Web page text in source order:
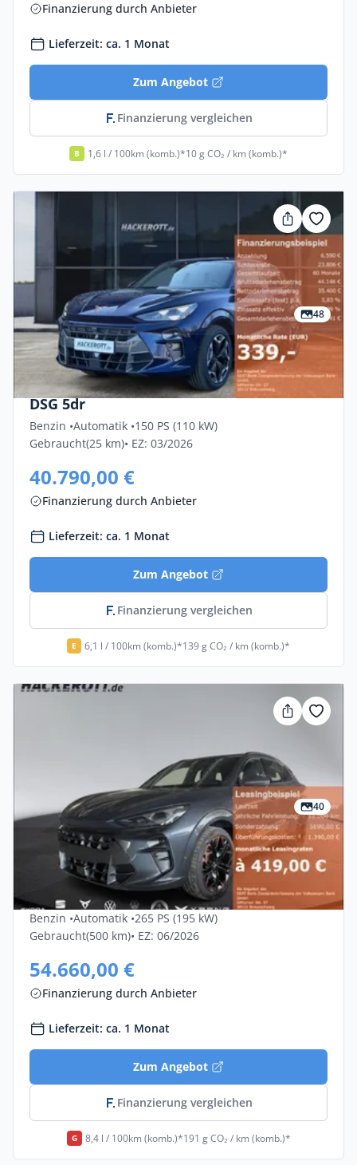
Finanzierung durch Anbieter
Lieferzeit: ca. 1 Monat
Zum Angebot
Finanzierung vergleichen
B 1,6 l / 100km (komb.)*10 g CO₂ / km (komb.)*
48
Privat & Gewerbe
Cupra Terramar 1.5 ETSI MHEV 110kW
DSG 5dr
Benzin •Automatik •150 PS (110 kW)
Gebraucht(25 km)• EZ: 03/2026
40.790,00 €
Finanzierung durch Anbieter
Lieferzeit: ca. 1 Monat
Zum Angebot
Finanzierung vergleichen
E 6,1 l / 100km (komb.)*139 g CO₂ / km (komb.)*
40
Privat & Gewerbe
Cupra Terramar 2.0 TSI 195kW VZ DSG
4Drive 5dr
Benzin •Automatik •265 PS (195 kW)
Gebraucht(500 km)• EZ: 06/2026
54.660,00 €
Finanzierung durch Anbieter
Lieferzeit: ca. 1 Monat
Zum Angebot
Finanzierung vergleichen
G 8,4 l / 100km (komb.)*191 g CO₂ / km (komb.)*